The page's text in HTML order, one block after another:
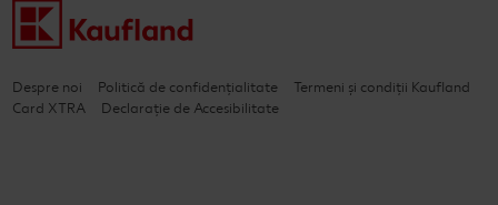
Despre noi Politică de confidențialitate
Termeni și condiții Kaufland
Card XTRA
Declarație de Accesibilitate